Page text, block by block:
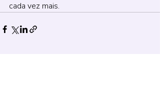
cada vez mais.